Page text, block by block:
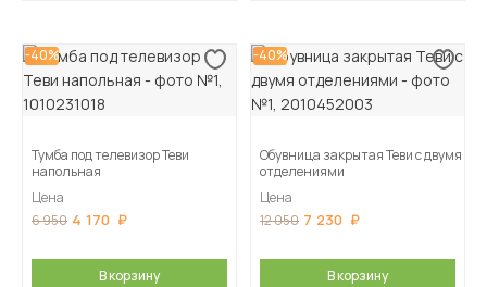
-40%
Тумба под телевизор Теви
напольная
Цена
6 950 4 170
В корзину
-40%
Обувница закрытая Теви с двумя
отделениями
Цена
12 050 7 230
В корзину